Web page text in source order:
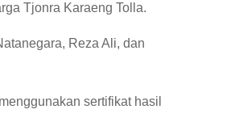
Tjonra Karaeng Tolla.
Reza Ali, dan
sertifikat hasil